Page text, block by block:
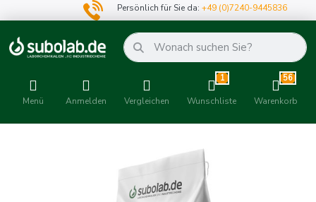
Persönlich für Sie da:+49 (0)7240-9445836
Menü Anmelden Vergleichen
1
Wunschliste
56
Warenkorb